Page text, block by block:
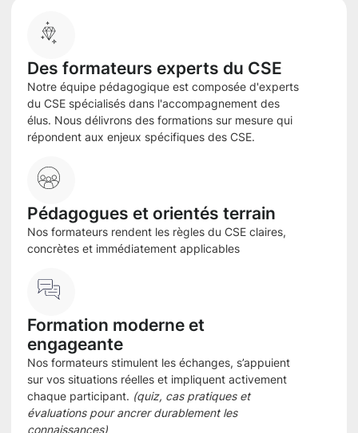
Des formateurs experts du CSE
Notre équipe pédagogique est composée d'experts
du CSE spécialisés dans l'accompagnement des
élus. Nous délivrons des formations sur mesure qui
répondent aux enjeux spécifiques des CSE.
Pédagogues et orientés terrain
Nos formateurs rendent les règles du CSE claires,
concrètes et immédiatement applicables
Formation moderne et
engageante
Nos formateurs stimulent les échanges, s’appuient
sur vos situations réelles et impliquent activement
chaque participant. (quiz, cas pratiques et
évaluations pour ancrer durablement les
connaissances)